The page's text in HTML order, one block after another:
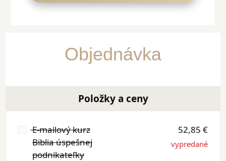
Objednávka
Položky a ceny
E-mailový kurz
Biblia úspešnej
podnikateľky
vypredané
52,85 €